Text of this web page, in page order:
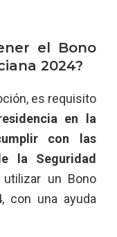
el Bono
2024?
es requisito
en la
con las
la Seguridad
utilizar un Bono
con una ayuda